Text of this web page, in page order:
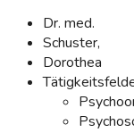
Dr. med.
Schuster,
Dorothea